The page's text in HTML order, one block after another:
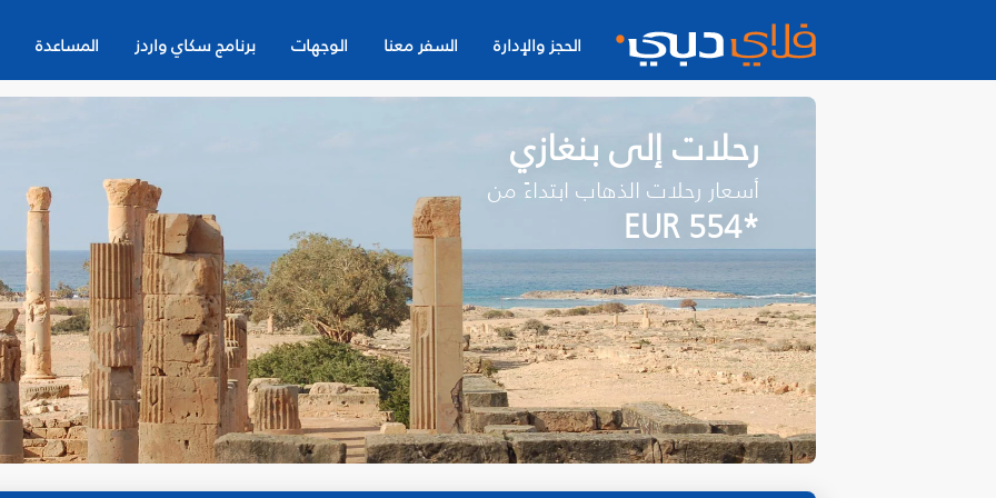
الحجز والإدارة السفر معنا الوجهات برنامج سكاي واردز المساعدة
رحلات إلى بنغازي
أسعار رحلات الذهاب ابتداءً من
*EUR 554